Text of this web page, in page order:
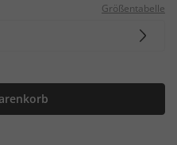
Größentabelle